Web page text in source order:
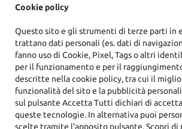
Dati fiscali:
Via Passanti, 425, 82018 Scafati (SA)
C.F/P.IVA:06080330654
Registro delle imprese: SA
Cookie policy
Questo sito e gli strumenti di terze parti in
trattano dati personali (es. dati di
fanno uso di Cookie, Pixel, Tags o altri
per il funzionamento e per il
descritte nella cookie policy, tra cui il
funzionalità del sito e la pubblicità
sul pulsante Accetta Tutti dichiari di
queste tecnologie. In alternativa puoi
scelte tramite l'apposito pulsante. Scopri di